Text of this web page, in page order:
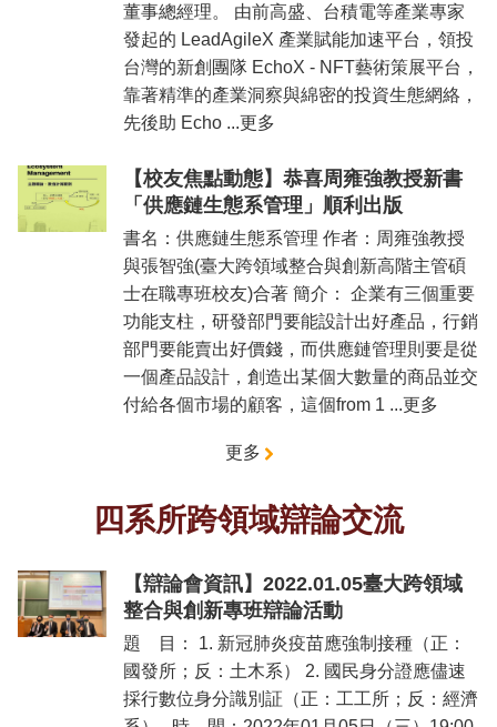
董事總經理。 由前高盛、台積電等產業專家
發起的 LeadAgileX 產業賦能加速平台，領投
台灣的新創團隊 EchoX - NFT藝術策展平台，
靠著精準的產業洞察與綿密的投資生態網絡，
先後助 Echo ...更多
【校友焦點動態】恭喜周雍強教授新書
「供應鏈生態系管理」順利出版
書名：供應鏈生態系管理 作者：周雍強教授
與張智強(臺大跨領域整合與創新高階主管碩
士在職專班校友)合著 簡介： 企業有三個重要
功能支柱，研發部門要能設計出好產品，行銷
部門要能賣出好價錢，而供應鏈管理則要是從
一個產品設計，創造出某個大數量的商品並交
付給各個市場的顧客，這個from 1 ...更多
更多
四系所跨領域辯論交流
【辯論會資訊】2022.01.05臺大跨領域
整合與創新專班辯論活動
題 目： 1. 新冠肺炎疫苗應強制接種（正：
國發所；反：土木系） 2. 國民身分證應儘速
採行數位身分識別証（正：工工所；反：經濟